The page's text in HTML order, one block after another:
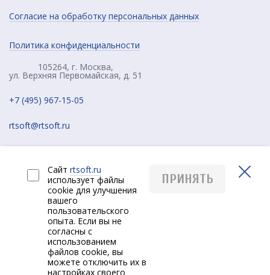
Согласие на обработку персональных данных
Политика конфиденциальности
105264, г. Москва,
ул. Верхняя Первомайская, д. 51
+7 (495) 967-15-05
rtsoft@rtsoft.ru
Сайт rtsoft.ru
использует файлы
cookie для улучшения
вашего
пользовательского
опыта. Если вы не
согласны с
использованием
файлов cookie, вы
можете отключить их в
настройках своего
ПРИНЯТЬ